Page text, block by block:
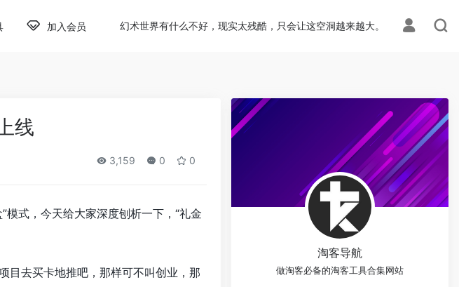
加入会员 幻术世界有什么不好，现实太残酷，只会让这空洞越来越大。
线
3,159 0 0
式，今天给大家深度刨析一下，“礼金
目去买卡地推吧，那样可不叫创业，那
淘客导航
做淘客必备的淘客工具合集网站